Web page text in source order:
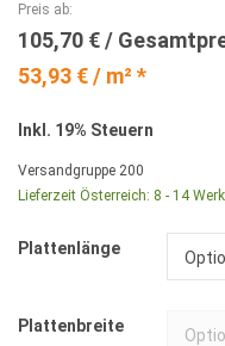
53,93 € / m² *
Preis ab
105,70 €
Inkl. 19% Steuern
Versandgruppe 200
Lieferzeit Österreich: 8 - 14
Plattenlänge
Plattenbreite